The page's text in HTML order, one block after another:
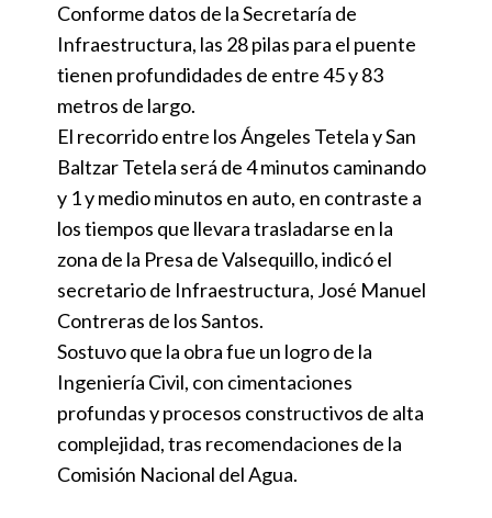
Conforme datos de la Secretaría de
Infraestructura, las 28 pilas para el puente
tienen profundidades de entre 45 y 83
metros de largo.
El recorrido entre los Ángeles Tetela y San
Baltzar Tetela será de 4 minutos caminando
y 1 y medio minutos en auto, en contraste a
los tiempos que llevara trasladarse en la
zona de la Presa de Valsequillo, indicó el
secretario de Infraestructura, José Manuel
Contreras de los Santos.
Sostuvo que la obra fue un logro de la
Ingeniería Civil, con cimentaciones
profundas y procesos constructivos de alta
complejidad, tras recomendaciones de la
Comisión Nacional del Agua.